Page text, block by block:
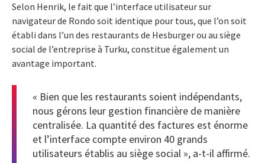
Selon Henrik, le fait que l’interface utilisateur sur
navigateur de Rondo soit identique pour tous, que l’on soit
établi dans l’un des restaurants de Hesburger ou au siège
social de l’entreprise à Turku, constitue également un
avantage important.
« Bien que les restaurants soient indépendants,
nous gérons leur gestion financière de manière
centralisée. La quantité des factures est énorme
et l’interface compte environ 40 grands
utilisateurs établis au siège social », a-t-il affirmé.